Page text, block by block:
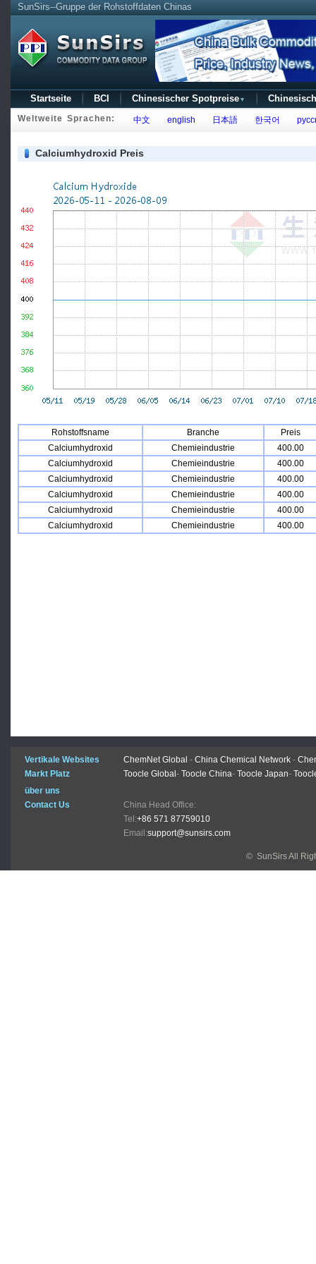
SunSirs--Gruppe der Rohstoffdaten Chinas
Startseite BCI Chinesischer Spotpreise ▼
Weltweite Sprachen: 中文 english 日本語 한국어
Calciumhydroxid Preis
Rohstoffsname Branche
Preis
Calciumhydroxid
Chemieindustrie
400.00
Calciumhydroxid
Chemieindustrie
400.00
Calciumhydroxid
Chemieindustrie
400.00
Calciumhydroxid
Chemieindustrie
400.00
Calciumhydroxid
Chemieindustrie
400.00
Calciumhydroxid
Chemieindustrie 400.00
Vertikale Websites ChemNet Global - China Chemical Network -
Markt Platz
Toocle Global - Toocle China- Toocle Japan-
über uns
Contact Us
China Head Office:
Tel:+86 571 87759010
Email:support@sunsirs.com
© SunSirs All